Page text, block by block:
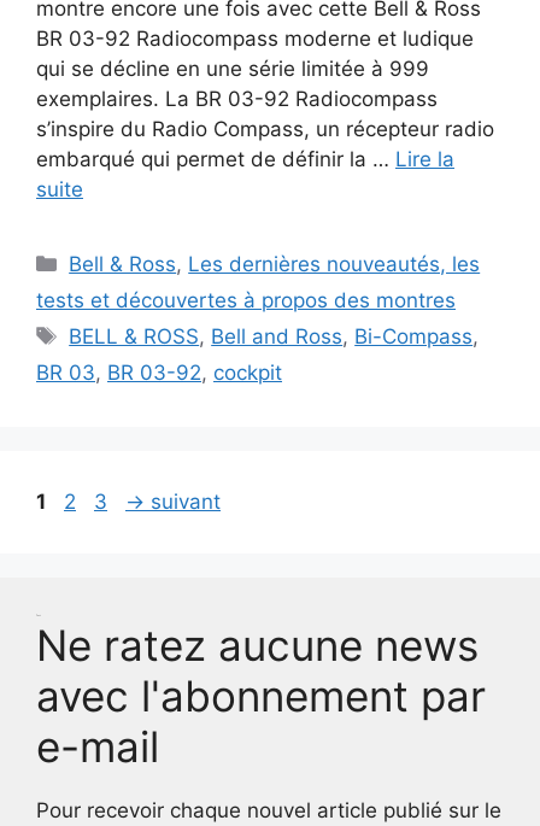
montre encore une fois avec cette Bell & Ross
BR 03-92 Radiocompass moderne et ludique
qui se décline en une série limitée à 999
exemplaires. La BR 03-92 Radiocompass
s’inspire du Radio Compass, un récepteur radio
embarqué qui permet de définir la … Lire la
suite
Catégories
Bell & Ross, Les dernières nouveautés, les
tests et découvertes à propos des montres
Étiquettes
BELL & ROSS, Bell and Ross, Bi-Compass,
BR 03, BR 03-92, cockpit
Page
1 Page
2 Page
3 → suivant
Ne ratez aucune news
avec l'abonnement par
e-mail
Pour recevoir chaque nouvel article publié sur le